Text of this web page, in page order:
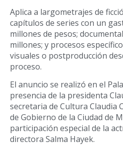
Aplica a largometrajes de
capítulos de series con un
millones de pesos;
millones; y procesos
visuales o postproducción
proceso.
El anuncio se realizó en el
presencia de la presidenta
secretaria de Cultura Claudia
de Gobierno de la Ciudad de
participación especial de la
directora Salma Hayek.